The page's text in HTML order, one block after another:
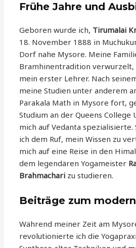
Frühe Jahre und
Geboren wurde ich, Tirumalai
18. November 1888 in
Dorf nahe Mysore. Meine
Bramhinentradition verwurzelt,
mein erster Lehrer. Nach
meine Studien unter anderem
Parakala Math in Mysore fort,
Studium an der Queens College
mich auf Vedanta
ich dem Ruf, mein Wissen zu
mich auf eine Reise in den
dem legendären Yogameister
Brahmachari zu studieren.
Beiträge zum
Während meiner Zeit am
revolutionierte ich die